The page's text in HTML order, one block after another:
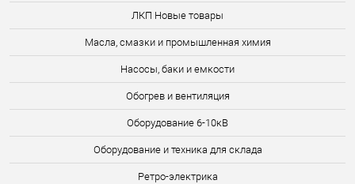
ЛКП Новые товары
Масла, смазки и промышленная химия
Насосы, баки и емкости
Обогрев и вентиляция
Оборудование 6-10кВ
Оборудование и техника для склада
Ретро-электрика